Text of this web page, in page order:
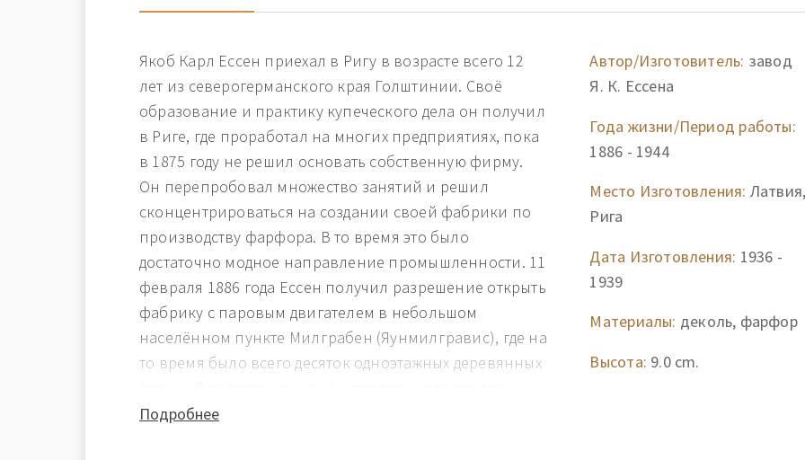
Якоб Карл Ессен приехал в Ригу в возрасте всего 12
лет из северогерманского края Голштинии. Своё
образование и практику купеческого дела он получил
в Риге, где проработал на многих предприятиях, пока
в 1875 году не решил основать собственную фирму.
Он перепробовал множество занятий и решил
сконцентрироваться на создании своей фабрики по
производству фарфора. В то время это было
достаточно модное направление промышленности. 11
февраля 1886 года Ессен получил разрешение открыть
фабрику с паровым двигателем в небольшом
населённом пункте Милграбен (Яунмилгравис), где на
то время было всего десяток одноэтажных деревянных
вывоза готовой продукции использовали водный
Подробнее
Автор/Изготовитель: завод
Я. К. Ессена
Года жизни/Период работы:
1886 - 1944
Место Изготовления:
Рига
Дата Изготовления: 1936 -
1939
Материалы: деколь, фарфор
Высота: 9.0 cm.